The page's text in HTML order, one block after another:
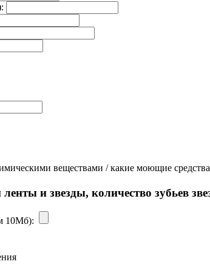
веществами / какие моющие
и звезды, количество зубьев
10Мб):